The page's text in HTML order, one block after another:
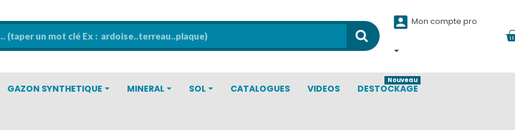
 Mon compte pro
GAZON SYNTHETIQUE MINERAL SOL CATALOGUES VIDEOS DESTOCKAGE
Nouveau